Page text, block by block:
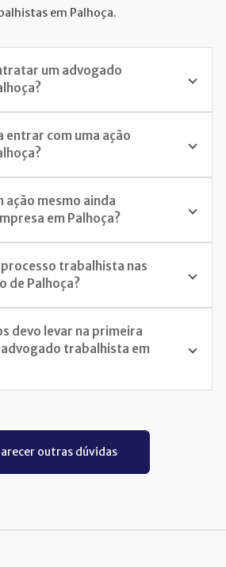
em Palhoça.
um advogado
entrar com uma ação
ação mesmo ainda
em Palhoça?
trabalhista nas
de Palhoça?
devo levar na primeira
trabalhista em
outras dúvidas